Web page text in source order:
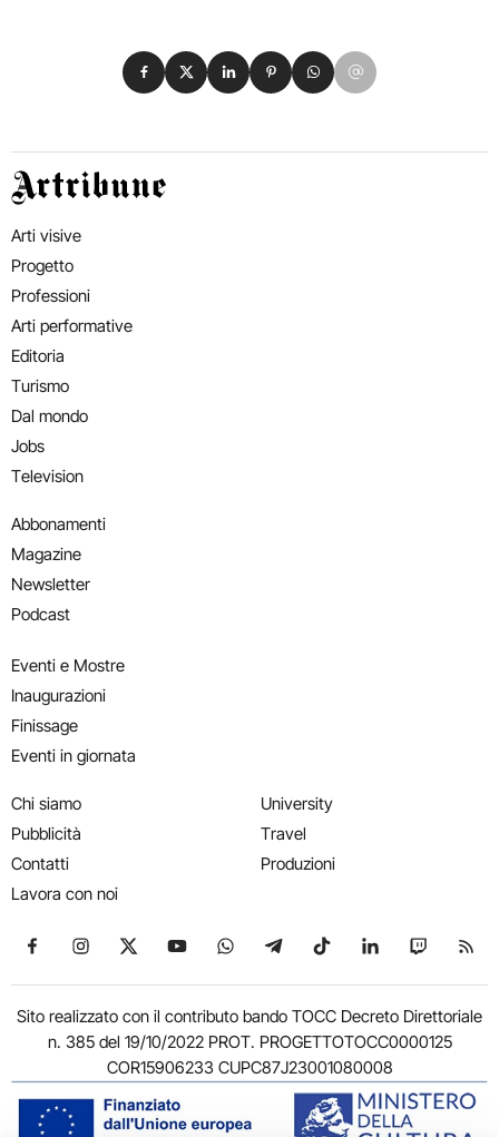
Condividi su Facebook
Condividi su X
Condividi su LinkedIn
Condividi su Pinterest
Condividi su WhatsApp
Condividi su Email
Artribune
Arti visive
Progetto
Professioni
Arti performative
Editoria
Turismo
Dal mondo
Jobs
Television
Abbonamenti
Magazine
Newsletter
Podcast
Eventi e Mostre
Inaugurazioni
Finissage
Eventi in giornata
Chi siamo
Pubblicità
Contatti
Lavora con noi
University
Travel
Produzioni
Seguici su Facebook
Seguici su Instagram
Seguici su X
Seguici su YouTube
Seguici su WhatsApp
Seguici su Telegram
Seguici su TikTok
Seguici su
Seguici
Sito realizzato con il contributo bando TOCC Decreto Direttoriale
n. 385 del 19/10/2022 PROT. PROGETTOTOCC0000125
COR15906233 CUPC87J23001080008